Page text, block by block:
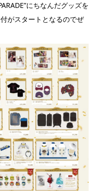
にちなんだグッズを
がスタートとなるのでぜ